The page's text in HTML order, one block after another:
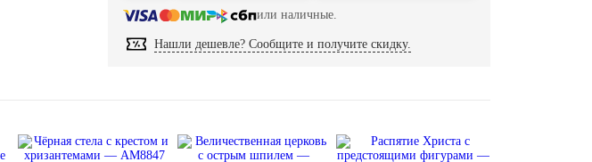
или наличные.
Нашли дешевле? Сообщите и получите скидку.